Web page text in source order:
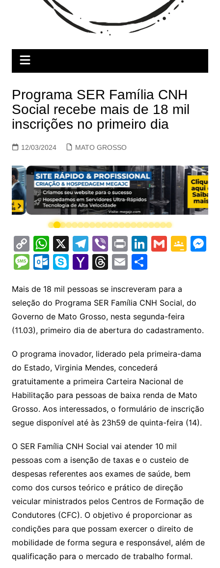
Programa SER Família CNH
Social recebe mais de 18 mil
inscrições no primeiro dia
12/03/2024 MATO GROSSO
C
o
p
y
Li
n
k
W
h
at
s
A
p
p
X T
el
e
gr
a
m
Vi
b
er
Pr
in
t
Li
n
k
e
dI
n
G
l
G
e
a
s
o
m
M
M
s
s
a
g
e
O
lo
o
k.
o
m
S
y
p
e
Y
h
o
o
M
ai
l
T
e
a
d
s
E
ai
l
S
ar
e
Mais de 18 mil pessoas se inscreveram para a
seleção do Programa SER Família CNH Social, do
Governo de Mato Grosso, nesta segunda-feira
(11.03), primeiro dia de abertura do cadastramento.
O programa inovador, liderado pela primeira-dama
do Estado, Virginia Mendes, concederá
gratuitamente a primeira Carteira Nacional de
Habilitação para pessoas de baixa renda de Mato
Grosso. Aos interessados, o formulário de inscrição
segue disponível até às 23h59 de quinta-feira (14).
O SER Família CNH Social vai atender 10 mil
pessoas com a isenção de taxas e o custeio de
despesas referentes aos exames de saúde, bem
como dos cursos teórico e prático de direção
veicular ministrados pelos Centros de Formação de
Condutores (CFC). O objetivo é proporcionar as
condições para que possam exercer o direito de
mobilidade de forma segura e responsável, além de
qualificação para o mercado de trabalho formal.